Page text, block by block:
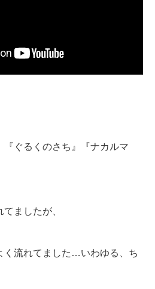
『ぐるくのさち』『ナカルマ
ましたが、
く流れてました…いわゆる、ち